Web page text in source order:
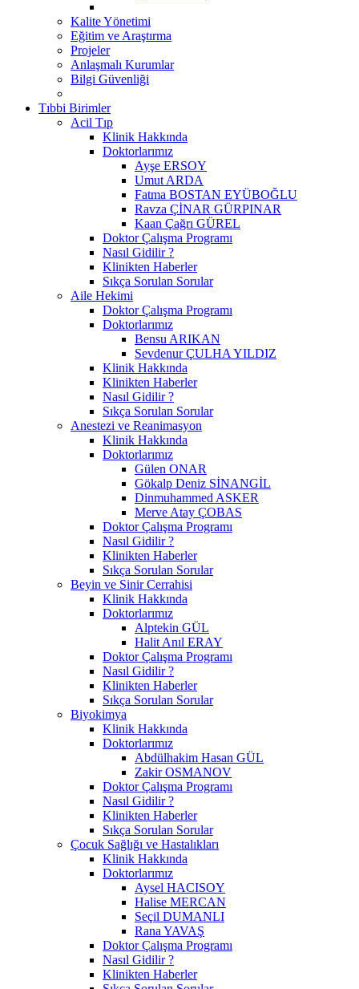
Kalite Yönetimi
Eğitim ve Araştırma
Projeler
Anlaşmalı Kurumlar
Bilgi Güvenliği
Tıbbi Birimler
Acil Tıp
Klinik Hakkında
Doktorlarımız
Ayşe ERSOY
Umut ARDA
Fatma BOSTAN EYÜBOĞLU
Ravza ÇİNAR GÜRPINAR
Kaan Çağrı GÜREL
Doktor Çalışma Programı
Nasıl Gidilir ?
Klinikten Haberler
Sıkça Sorulan Sorular
Aile Hekimi
Doktor Çalışma Programı
Doktorlarımız
Bensu ARIKAN
Sevdenur ÇULHA YILDIZ
Klinik Hakkında
Klinikten Haberler
Nasıl Gidilir ?
Sıkça Sorulan Sorular
Anestezi ve Reanimasyon
Klinik Hakkında
Doktorlarımız
Gülen ONAR
Gökalp Deniz SİNANGİL
Dinmuhammed ASKER
Merve Atay ÇOBAS
Doktor Çalışma Programı
Nasıl Gidilir ?
Klinikten Haberler
Sıkça Sorulan Sorular
Beyin ve Sinir Cerrahisi
Klinik Hakkında
Doktorlarımız
Alptekin GÜL
Halit Anıl ERAY
Doktor Çalışma Programı
Nasıl Gidilir ?
Klinikten Haberler
Sıkça Sorulan Sorular
Biyokimya
Klinik Hakkında
Doktorlarımız
Abdülhakim Hasan GÜL
Zakir OSMANOV
Doktor Çalışma Programı
Nasıl Gidilir ?
Klinikten Haberler
Sıkça Sorulan Sorular
Çocuk Sağlığı ve Hastalıkları
Klinik Hakkında
Doktorlarımız
Aysel HACISOY
Halise MERCAN
Seçil DUMANLI
Rana YAVAŞ
Doktor Çalışma Programı
Nasıl Gidilir ?
Klinikten Haberler